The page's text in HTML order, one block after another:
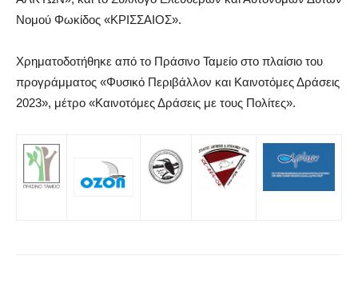
Νομού Φωκίδος «ΚΡΙΣΣΑΙΟΣ».
Χρηματοδοτήθηκε από το Πράσινο Ταμείο στο πλαίσιο του
προγράμματος «Φυσικό Περιβάλλον και Καινοτόμες Δράσεις
2023», μέτρο «Καινοτόμες Δράσεις με τους Πολίτες».